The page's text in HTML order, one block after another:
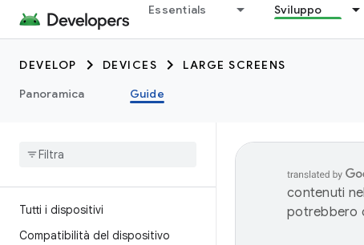
Essentials Sviluppo
DEVELOP DEVICES
LARGE SCREENS
Panoramica
Guide
Tutti i dispositivi
Compatibilità del dispositivo
contenuti
potrebbero